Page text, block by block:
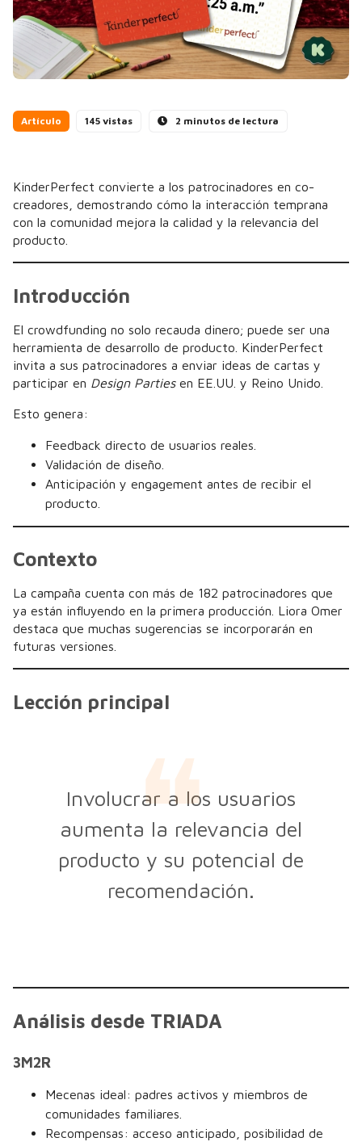
Artículo 145 vistas 2 minutos de lectura
KinderPerfect convierte a los patrocinadores en co-
creadores, demostrando cómo la interacción temprana
con la comunidad mejora la calidad y la relevancia del
producto.
Introducción
El crowdfunding no solo recauda dinero; puede ser una
herramienta de desarrollo de producto. KinderPerfect
invita a sus patrocinadores a enviar ideas de cartas y
participar en Design Partiesen EE.UU. y Reino Unido.
Esto genera:
Feedback directo de usuarios reales.
Validación de diseño.
Anticipación y engagement antes de recibir el
producto.
Contexto
La campaña cuenta con más de 182 patrocinadores que
ya están influyendo en la primera producción. Liora Omer
destaca que muchas sugerencias se incorporarán en
futuras versiones.
Lección principal
Involucrar a los usuarios
aumenta la relevancia del
producto y su potencial de
recomendación.
Análisis desde TRIADA
3M2R
Mecenas ideal: padres activos y miembros de
comunidades familiares.
Recompensas: acceso anticipado, posibilidad de